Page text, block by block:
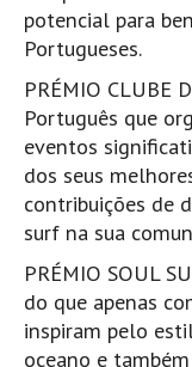
ALENTEJO / ALGARVE
Monte Clérigo HD - O
Quarteira
Faro Surf Spot HD
Fuzeta
Fuzeta Vista Mar HD
MADEIRA
Machico HD
Laje, Contreiras e
potencial para
Portugueses.
PRÉMIO CLUBE
Português que
eventos
dos seus
contribuições de
surf na sua
PRÉMIO SOUL
do que apenas
inspiram pelo
oceano e